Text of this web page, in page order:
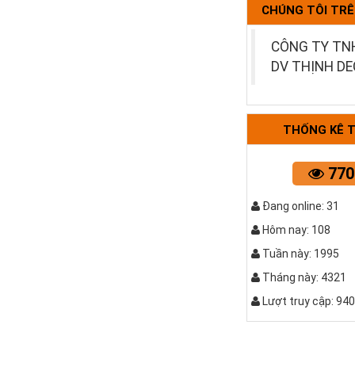
Bộ bàn ghế
CHÚNG TÔI
CÔNG TY
DV THỊNH
THỐNG KÊ
Đang online: 31
Hôm nay: 108
Tuần này: 1995
Tháng này: 4321
Lượt truy cập: